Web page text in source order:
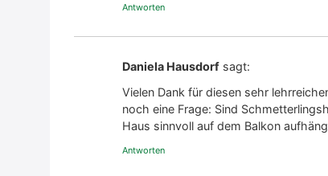
Antworten
Daniela Hausdorf sagt:
Vie­len Dank für die­sen sehr
noch eine Fra­ge: Sind
Haus sinn­voll auf dem Bal­kon
Antworten